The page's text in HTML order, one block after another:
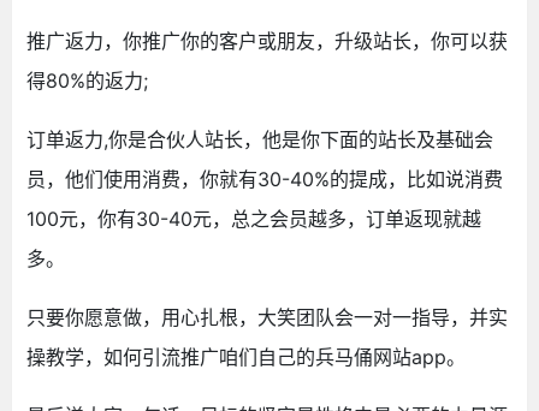
推广返力，你推广你的客户或朋友，升级站长，你可以获
得80%的返力;
订单返力,你是合伙人站长，他是你下面的站长及基础会
员，他们使用消费，你就有30-40%的提成，比如说消费
100元，你有30-40元，总之会员越多，订单返现就越
多。
只要你愿意做，用心扎根，大笑团队会一对一指导，并实
操教学，如何引流推广咱们自己的兵马俑网站app。